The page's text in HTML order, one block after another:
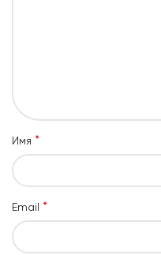
Имя *
Email *